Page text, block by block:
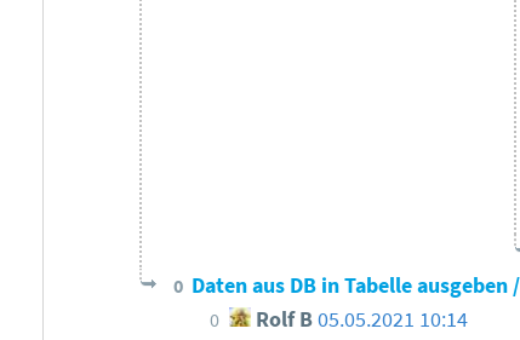
0 Daten aus DB in Tabelle
0 Rolf B05.05.2021 10:14